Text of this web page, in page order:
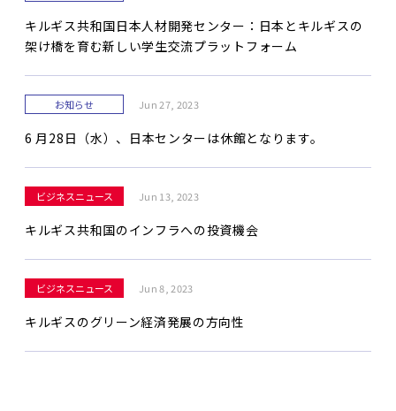
キルギス共和国日本人材開発センター：日本とキルギスの
架け橋を育む新しい学生交流プラットフォーム
お知らせ Jun 27, 2023
6 月28日（水）、日本センターは休館となります。
ビジネスニュース Jun 13, 2023
キルギス共和国のインフラへの投資機会
ビジネスニュース Jun 8, 2023
キルギスのグリーン経済発展の方向性